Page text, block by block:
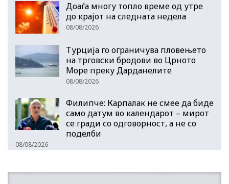
Доаѓа многу топло време од утре
до крајот на следната недела
08/08/2026
Турција го ограничува пловењето
на трговски бродови во Црното
Море преку Дарданелите
08/08/2026
Филипче: Карпалак не смее да биде
само датум во календарот – мирот
се гради со одговорност, а не со
поделби
08/08/2026